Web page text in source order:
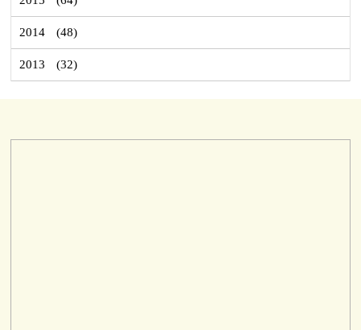
2014 (48)
2013 (32)